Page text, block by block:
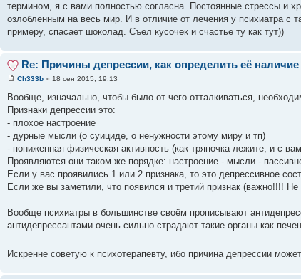
термином, я с вами полностью согласна. Постоянные стрессы и
озлобленным на весь мир. И в отличие от лечения у психиатра с
примеру, спасает шоколад. Съел кусочек и счастье ту как тут))
Re: Причины депрессии, как определить её наличие
Ch333b » 18 сен 2015, 19:13
Вообще, изначально, чтобы было от чего отталкиваться,
Признаки депрессии это:
- плохое настроение
- дурные мысли (о суициде, о ненужности этому миру и тп)
- пониженная физическая активность (как тряпочка лежите, и с
Проявляются они таком же порядке: настроение - мысли -
Если у вас проявились 1 или 2 признака, то это депрессивное
Если же вы заметили, что появился и третий признак (важно!!!!
Вообще психиатры в большинстве своём прописывают
антидепрессантами очень сильно страдают такие органы как
Искренне советую к психотерапевту, ибо причина депрессии